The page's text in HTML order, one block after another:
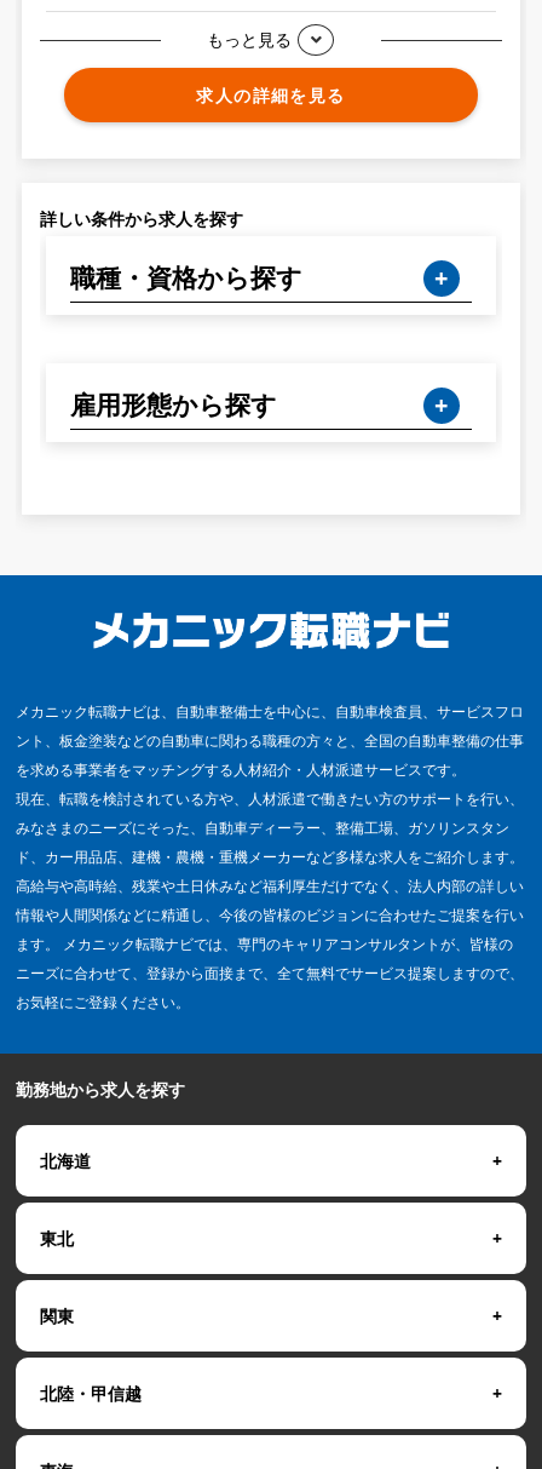
もっと見る
求人の詳細を見る
詳しい条件から求人を探す
職種・資格から探す
雇用形態から探す
メカニック転職ナビは、自動車整備士を中心に、自動車検査員、サービスフロ
ント、板金塗装などの自動車に関わる職種の方々と、全国の自動車整備の仕事
を求める事業者をマッチングする人材紹介・人材派遣サービスです。
現在、転職を検討されている方や、人材派遣で働きたい方のサポートを行い、
みなさまのニーズにそった、自動車ディーラー、整備工場、ガソリンスタン
ド、カー用品店、建機・農機・重機メーカーなど多様な求人をご紹介します。
高給与や高時給、残業や土日休みなど福利厚生だけでなく、法人内部の詳しい
情報や人間関係などに精通し、今後の皆様のビジョンに合わせたご提案を行い
ます。 メカニック転職ナビでは、専門のキャリアコンサルタントが、皆様の
ニーズに合わせて、登録から面接まで、全て無料でサービス提案しますので、
お気軽にご登録ください。
勤務地から求人を探す
北海道
東北
関東
北陸・甲信越